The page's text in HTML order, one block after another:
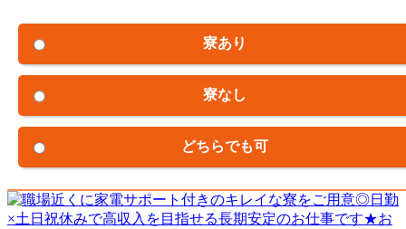
寮あり
寮なし
どちらでも可